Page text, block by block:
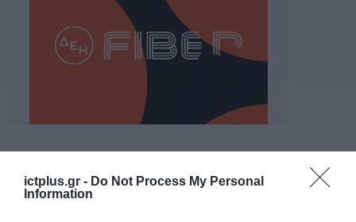
ictplus.gr - Do Not Process My Personal
Information
ΡΟΗ ΕΙΔΗΣΕΩΝ
Το χρηματοδοτούμενο
από την ΕΕ έργο “The